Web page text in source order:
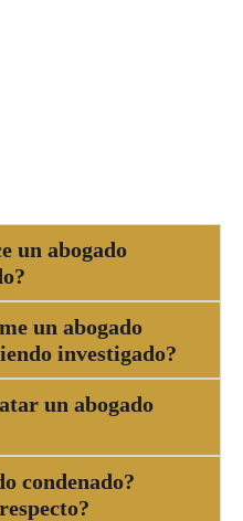
un abogado
un abogado
investigado?
un abogado
condenado?